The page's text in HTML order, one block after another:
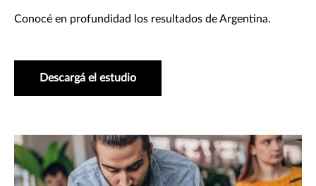
Conocé en profundidad los resultados de Argentina.
Descargá el estudio